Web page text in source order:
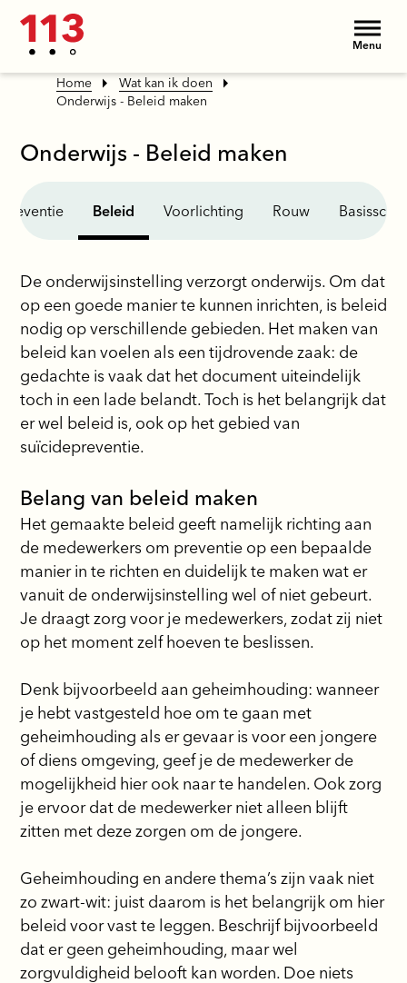
Menu
Home
Wat kan ik doen
Onderwijs - Beleid maken
Onderwijs - Beleid maken
Beleid Voorlichting Rouw
De onderwijsinstelling verzorgt onderwijs. Om dat
op een goede manier te kunnen inrichten, is beleid
nodig op verschillende gebieden. Het maken van
beleid kan voelen als een tijdrovende zaak: de
gedachte is vaak dat het document uiteindelijk
toch in een lade belandt. Toch is het belangrijk dat
er wel beleid is, ook op het gebied van
suïcidepreventie.
Belang van beleid maken
Het gemaakte beleid geeft namelijk richting aan
de medewerkers om preventie op een bepaalde
manier in te richten en duidelijk te maken wat er
vanuit de onderwijsinstelling wel of niet gebeurt.
Je draagt zorg voor je medewerkers, zodat zij niet
op het moment zelf hoeven te beslissen.
Denk bijvoorbeeld aan geheimhouding: wanneer
je hebt vastgesteld hoe om te gaan met
geheimhouding als er gevaar is voor een jongere
of diens omgeving, geef je de medewerker de
mogelijkheid hier ook naar te handelen. Ook zorg
je ervoor dat de medewerker niet alleen blijft
zitten met deze zorgen om de jongere.
Geheimhouding en andere thema’s zijn vaak niet
zo zwart-wit: juist daarom is het belangrijk om hier
beleid voor vast te leggen. Beschrijf bijvoorbeeld
dat er geen geheimhouding, maar wel
zorgvuldigheid belooft kan worden. Doe niets